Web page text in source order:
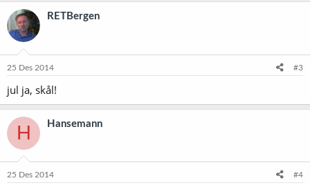
RETBergen
25 Des 2014 #3
jul ja, skål!
H Hansemann
25 Des 2014 #4